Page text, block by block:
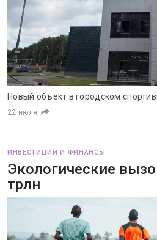
Новый объект в городском
22 июля
ИНВЕСТИЦИИ И ФИНАНСЫ
Экологические
трлн